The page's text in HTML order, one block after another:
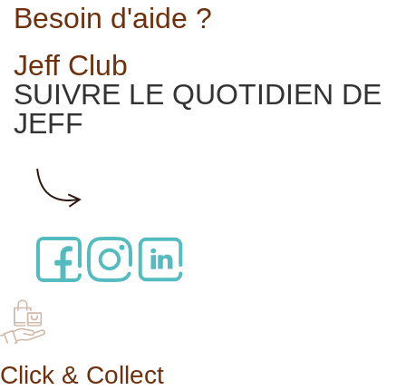
Besoin d'aide ?
Jeff Club
SUIVRE LE QUOTIDIEN DE
JEFF
Click & Collect